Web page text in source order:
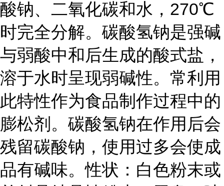
酸钠、二氧化碳和水，270℃
时完全分解。碳酸氢钠是强碱
与弱酸中和后生成的酸式盐，
溶于水时呈现弱碱性。常利用
此特性作为食品制作过程中的
膨松剂。碳酸氢钠在作用后会
残留碳酸钠，使用过多会使成
品有碱味。性状：白色粉末或